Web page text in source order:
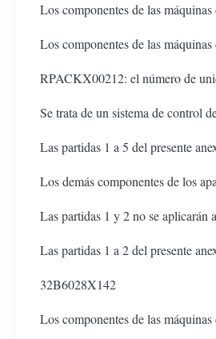
Los componentes de las
Los componentes de las
RPACKX00212: el número de
Se trata de un sistema de control
Las partidas 1 a 5 del presente
Los demás componentes de los
Las partidas 1 y 2 no se aplicarán
Las partidas 1 a 2 del presente
32B6028X142
Los componentes de las